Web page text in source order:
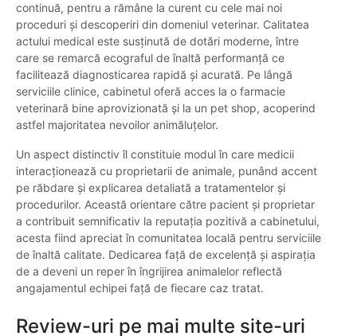
continuă, pentru a rămâne la curent cu cele mai noi
proceduri și descoperiri din domeniul veterinar. Calitatea
actului medical este susținută de dotări moderne, între
care se remarcă ecograful de înaltă performanță ce
facilitează diagnosticarea rapidă și acurată. Pe lângă
serviciile clinice, cabinetul oferă acces la o farmacie
veterinară bine aprovizionată și la un pet shop, acoperind
astfel majoritatea nevoilor animăluțelor.
Un aspect distinctiv îl constituie modul în care medicii
interacționează cu proprietarii de animale, punând accent
pe răbdare și explicarea detaliată a tratamentelor și
procedurilor. Această orientare către pacient și proprietar
a contribuit semnificativ la reputația pozitivă a cabinetului,
acesta fiind apreciat în comunitatea locală pentru serviciile
de înaltă calitate. Dedicarea față de excelență și aspirația
de a deveni un reper în îngrijirea animalelor reflectă
angajamentul echipei față de fiecare caz tratat.
Review-uri pe mai multe site-uri